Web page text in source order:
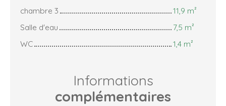
chambre 3
11,9 m²
Salle d'eau
7,5 m²
WC
1,4 m²
Informations
complémentaires